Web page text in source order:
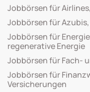
Jobbörsen für
Jobbörsen für
Jobbörsen für
regenerative Energie
Jobbörsen für Fach-
Jobbörsen für
Versicherungen